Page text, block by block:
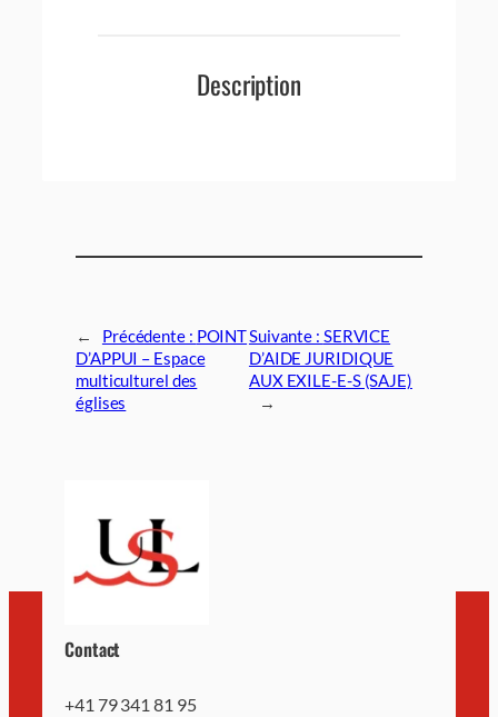
Description
← Précédente : POINT
D’APPUI – Espace
multiculturel des
églises
Suivante : SERVICE
D’AIDE JURIDIQUE
AUX EXILE-E-S (SAJE)
→
Contact
+41 79 341 81 95